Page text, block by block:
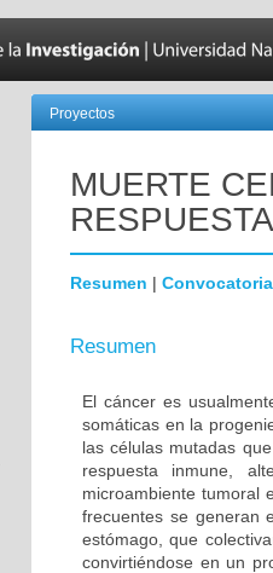
Proyectos
MUERTE
Resumen | Convocatoria
Resumen
El cáncer es
somáticas en la
las células mutadas
respuesta inmune,
microambiente tumoral
frecuentes se generan
estómago, que
convirtiéndose en un